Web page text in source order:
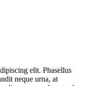
elit. Phasellus
neque urna, at